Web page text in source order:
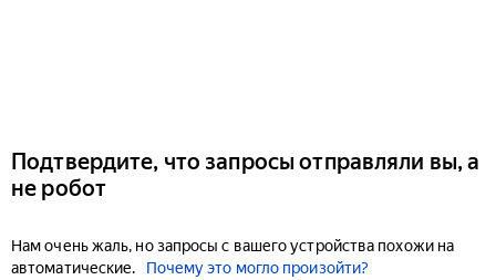
Подтвердите, что запросы отправляли вы, а
не робот
Нам очень жаль, но запросы с вашего устройства похожи на
автоматические.
Почему это могло произойти?